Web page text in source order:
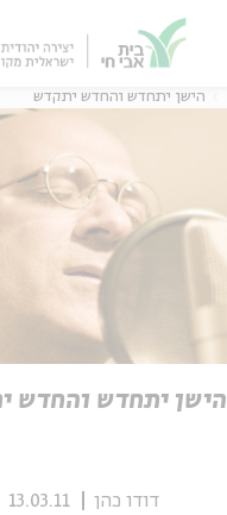
אנגלית
אנגלית
הישן יתחדש והחדש יתקדש
הישן יתחדש והחדש
דודו כהן 13.03.11